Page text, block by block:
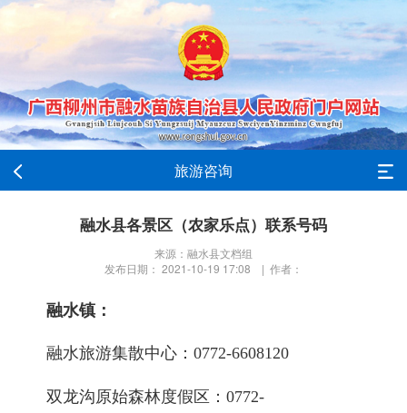
旅游咨询
融水县各景区（农家乐点）联系号码
来源：融水县文档组
发布日期： 2021-10-19 17:08 | 作者：
融水镇：
融水旅游集散中心： 0772-6608120
双龙沟原始森林度假区： 0772-